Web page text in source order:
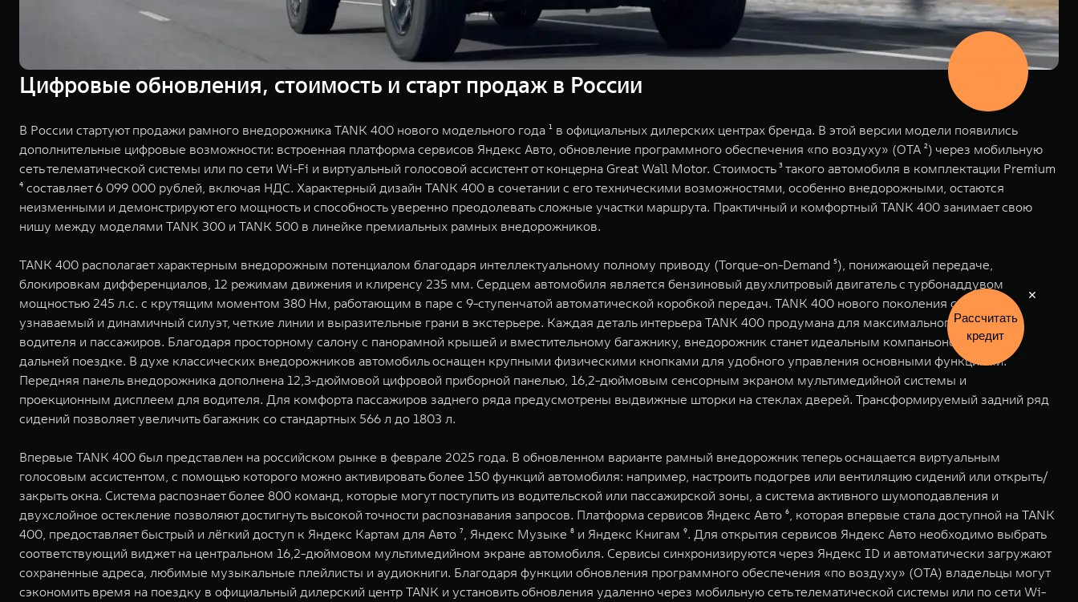
Цифровые обновления, стоимость и старт продаж в России
В России стартуют продажи рамного внедорожника TANK 400 нового модельного года ¹ в официальных дилерских центрах бренда. В этой версии модели появились
дополнительные цифровые возможности: встроенная платформа сервисов Яндекс Авто, обновление программного обеспечения «по воздуху» (OTA ²) через мобильную
сеть телематической системы или по сети Wi-Fi и виртуальный голосовой ассистент от концерна Great Wall Motor. Стоимость ³ такого автомобиля в комплектации Premium
⁴ составляет 6 099 000 рублей, включая НДС. Характерный дизайн TANK 400 в сочетании с его техническими возможностями, особенно внедорожными, остаются
неизменными и демонстрируют его мощность и способность уверенно преодолевать сложные участки маршрута. Практичный и комфортный TANK 400 занимает свою
нишу между моделями TANK 300 и TANK 500 в линейке премиальных рамных внедорожников.
TANK 400 располагает характерным внедорожным потенциалом благодаря интеллектуальному полному приводу (Torque-on-Demand ⁵), понижающей передаче,
блокировкам дифференциалов, 12 режимам движения и клиренсу 235 мм. Сердцем автомобиля является бензиновый двухлитровый двигатель с турбонаддувом
мощностью 245 л.с. с крутящим моментом 380 Нм, работающим в паре с 9-ступенчатой автоматической коробкой передач. TANK 400 нового поколения сохранил
узнаваемый и динамичный силуэт, четкие линии и выразительные грани в экстерьере. Каждая деталь интерьера TANK 400 продумана для максимального комфорта
водителя и пассажиров. Благодаря просторному салону с панорамной крышей и вместительному багажнику, внедорожник станет идеальным компаньоном в любой
дальней поездке. В духе классических внедорожников автомобиль оснащен крупными физическими кнопками для удобного управления основными функциями.
Передняя панель внедорожника дополнена 12,3-дюймовой цифровой приборной панелью, 16,2-дюймовым сенсорным экраном мультимедийной системы и
проекционным дисплеем для водителя. Для комфорта пассажиров заднего ряда предусмотрены выдвижные шторки на стеклах дверей. Трансформируемый задний ряд
сидений позволяет увеличить багажник со стандартных 566 л до 1803 л.
Впервые TANK 400 был представлен на российском рынке в феврале 2025 года. В обновленном варианте рамный внедорожник теперь оснащается виртуальным
голосовым ассистентом, с помощью которого можно активировать более 150 функций автомобиля: например, настроить подогрев или вентиляцию сидений или открыть/
закрыть окна. Система распознает более 800 команд, которые могут поступить из водительской или пассажирской зоны, а система активного шумоподавления и
двухслойное остекление позволяют достигнуть высокой точности распознавания запросов. Платформа сервисов Яндекс Авто ⁶, которая впервые стала доступной на TANK
400, предоставляет быстрый и лёгкий доступ к Яндекс Картам для Авто ⁷, Яндекс Музыке ⁸ и Яндекс Книгам ⁹. Для открытия сервисов Яндекс Авто необходимо выбрать
соответствующий виджет на центральном 16,2-дюймовом мультимедийном экране автомобиля. Сервисы синхронизируются через Яндекс ID и автоматически загружают
сохраненные адреса, любимые музыкальные плейлисты и аудиокниги. Благодаря функции обновления программного обеспечения «по воздуху» (ОТА) владельцы могут
сэкономить время на поездку в официальный дилерский центр TANK и установить обновления удаленно через мобильную сеть телематической системы или по сети Wi-
Рассчитать
кредит